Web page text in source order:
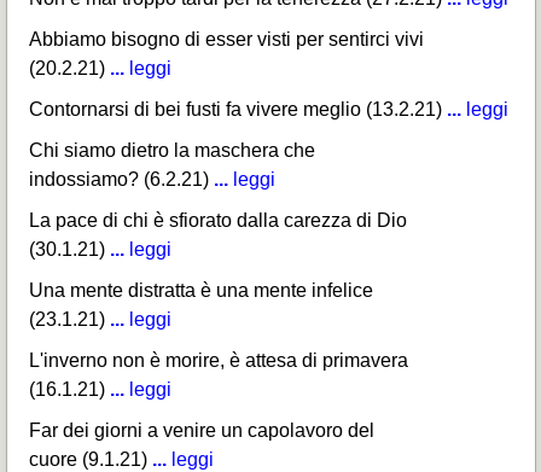
Abbiamo bisogno di esser visti per sentirci vivi
(20.2.21) ... leggi
Contornarsi di bei fusti fa vivere meglio (13.2.21) ... leggi
Chi siamo dietro la maschera che
indossiamo? (6.2.21) ... leggi
La pace di chi è sfiorato dalla carezza di Dio
(30.1.21) ... leggi
Una mente distratta è una mente infelice
(23.1.21) ... leggi
L'inverno non è morire, è attesa di primavera
(16.1.21) ... leggi
Far dei giorni a venire un capolavoro del
cuore (9.1.21) ... leggi